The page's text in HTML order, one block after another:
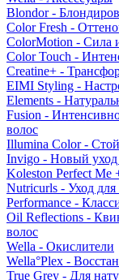
Blondor -
Color Fresh -
ColorMotion - Сила
Color Touch -
Creatine+ -
EIMI Styling -
Elements -
Fusion -
волос
Illumina Color -
Invigo - Новый уход
Koleston Perfect Me
Nutricurls - Уход
Performance -
Oil Reflections -
волос
Wella - Окислители
Wella°Plex -
True Grey - Для